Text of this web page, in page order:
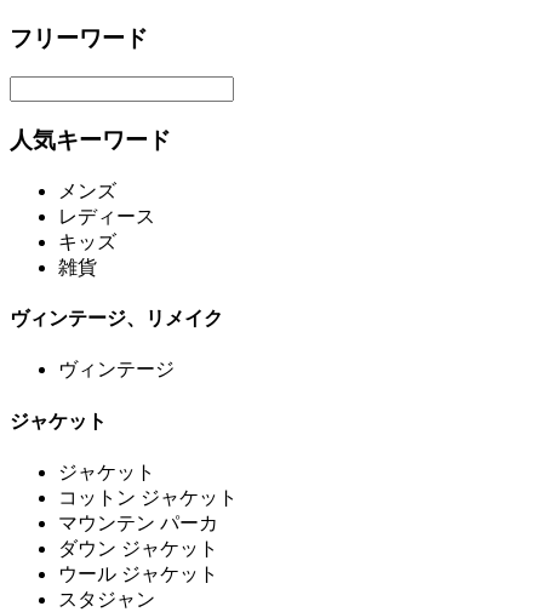
フリーワード
人気キーワード
メンズ
レディース
キッズ
雑貨
ヴィンテージ、リメイク
ヴィンテージ
ジャケット
ジャケット
コットン ジャケット
マウンテン パーカ
ダウン ジャケット
ウール ジャケット
スタジャン